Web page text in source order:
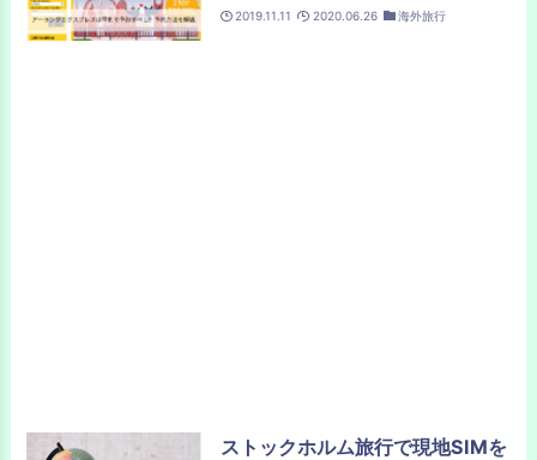
2019.11.11 2020.06.26 海外旅行
ストックホルム旅行で現地SIMを